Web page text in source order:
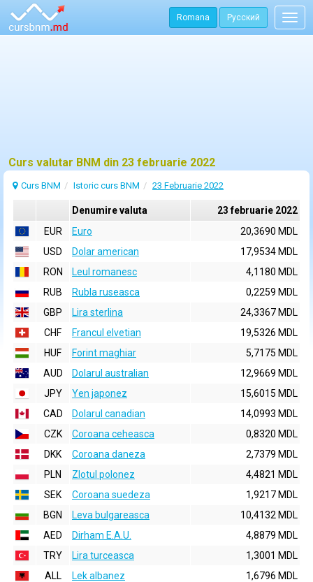
Romana Русский
Curs valutar BNM din 23 februarie 2022
Curs BNM Istoric curs BNM 23 Februarie 2022
Denumire valuta
23 februarie 2022
EUR
Euro
20,3690 MDL
USD
Dolar american
17,9534 MDL
RON
Leul romanesc
4,1180 MDL
RUB
Rubla ruseasca
0,2259 MDL
GBP
Lira sterlina
24,3367 MDL
CHF
Francul elvetian
19,5326 MDL
HUF
Forint maghiar
5,7175 MDL
AUD
Dolarul australian
12,9669 MDL
JPY
Yen japonez
15,6015 MDL
CAD
Dolarul canadian
14,0993 MDL
CZK
Coroana ceheasca
0,8320 MDL
DKK
Coroana daneza
2,7379 MDL
PLN
Zlotul polonez
4,4821 MDL
SEK
Coroana suedeza
1,9217 MDL
BGN
Leva bulgareasca
10,4132 MDL
AED
Dirham E.A.U.
4,8879 MDL
TRY
Lira turceasca
1,3001 MDL
ALL
Lek albanez
1,6796 MDL